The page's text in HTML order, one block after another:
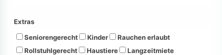
Extras
Seniorengerecht
Kinder
Rauchen erlaubt
Rollstuhlgerecht
Haustiere
Langzeitmiete